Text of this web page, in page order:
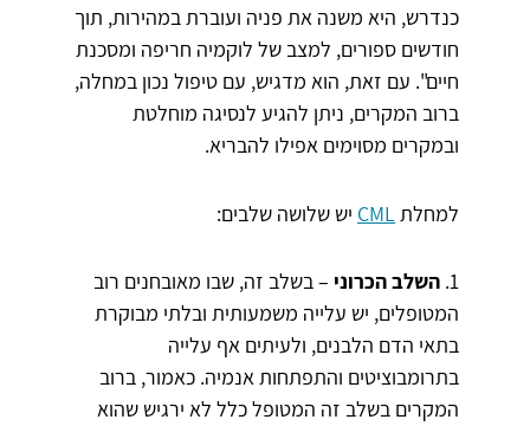
כנדרש, היא משנה את פניה ועוברת במהירות, תוך
חודשים ספורים, למצב של לוקמיה חריפה ומסכנת
חיים". עם זאת, הוא מדגיש, עם טיפול נכון במחלה,
ברוב המקרים, ניתן להגיע לנסיגה מוחלטת
ובמקרים מסוימים אפילו להבריא.
למחלת CML יש שלושה שלבים:
1. השלב הכרוני – בשלב זה, שבו מאובחנים רוב
המטופלים, יש עלייה משמעותית ובלתי מבוקרת
בתאי הדם הלבנים, ולעיתים אף עלייה
בתרומבוציטים והתפתחות אנמיה. כאמור, ברוב
המקרים בשלב זה המטופל כלל לא ירגיש שהוא